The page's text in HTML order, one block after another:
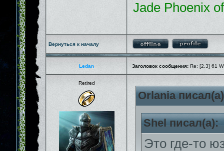
Jade Phoenix
Вернуться к началу
Ledan Заголовок сообщения: Re: [2.3] 61
Retired
Orlania
Shel писал(а):
Это где-то